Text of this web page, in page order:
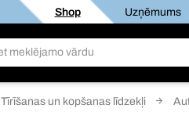
Shop Uzņēmums
Tīrīšanas un kopšanas līdzekļi